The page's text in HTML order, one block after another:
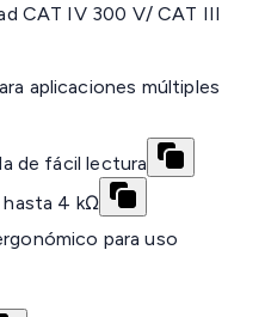
CAT IV 300 V/ CAT III
aplicaciones múltiples
de fácil lectura
hasta 4 kΩ
para uso